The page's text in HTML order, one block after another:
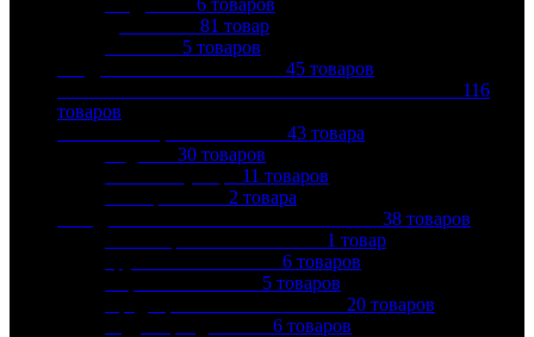
81 товар
5 товаров
45 товаров
116
товаров
43 товара
30 товаров
11 товаров
2 товара
38 товаров
1 товар
6 товаров
5 товаров
20 товаров
6 товаров